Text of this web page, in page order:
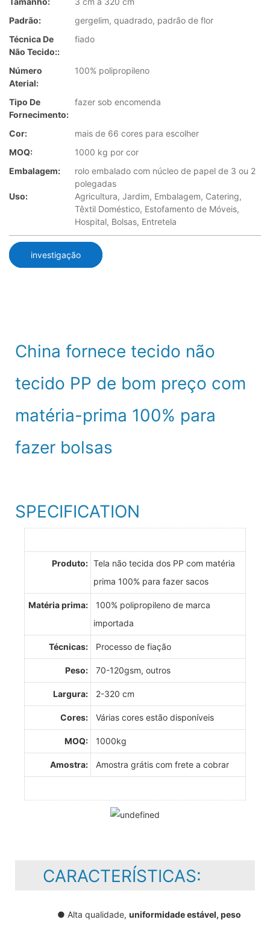
Padrão:
gergelim, quadrado, padrão de flor
Técnica De
Não Tecido::
fiado
Número
Aterial:
100% polipropileno
Tipo De
Fornecimento:
fazer sob encomenda
Cor:
mais de 66 cores para escolher
MOQ:
1000 kg por cor
Embalagem:
rolo embalado com núcleo de papel de 3 ou 2
polegadas
Uso:
Agricultura, Jardim, Embalagem, Catering,
Têxtil Doméstico, Estofamento de Móveis,
Hospital, Bolsas, Entretela
investigação
China fornece tecido não
tecido PP de bom preço com
matéria-prima 100% para
fazer bolsas
SPECIFICATION
Produto: Tela não tecida dos PP com matéria
prima 100% para fazer sacos
Matéria prima:
100% polipropileno de marca
importada
Técnicas: Processo de fiação
Peso: 70-120gsm, outros
Largura: 2-320 cm
Cores: Várias cores estão disponíveis
MOQ: 1000kg
Amostra: Amostra grátis com frete a cobrar
CARACTERÍSTICAS:
● Alta qualidade, uniformidade estável, peso